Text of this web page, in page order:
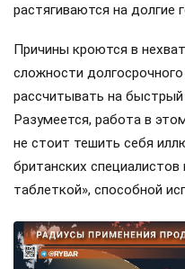
растягиваются на долгие
Причины кроются в
сложности
рассчитывать на быстрый
Разумеется, работа в
не стоит тешить себя
британских
таблеткой», способной